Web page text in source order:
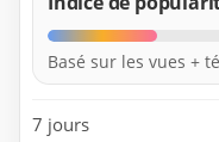
Basé sur les vues +
7 jours